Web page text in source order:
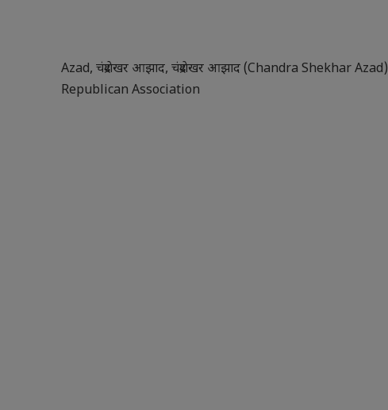
Azad, चंद्रशेखर आझाद, चंद्रशेखर आझाद (Chandra Shekhar Azad)
Republican Association